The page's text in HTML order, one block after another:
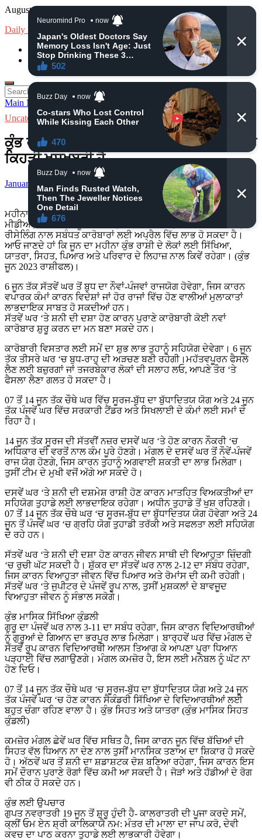
Skip
content
August 9, 2026
Daily News
loan
Insurance
Search
for:
Main Menu
Uncategorized
ਕੁੰਭ ਰਾਸ਼ੀ , ਪੂਰਾ ਘਰ ਖ਼ਾਲੀ ਹੋਵੇ ਓਦੋ ਵੇਖਣਾ ਆਖ਼ਿਰ
ਕਿਹੜੀ ਖੁਸ਼ਖਬਰੀ ਹੈ
January 5, 2025 byadmin -Leave a Comment
ਮਹੀਨਾ ਕੁੰਭ ਰਾਸ਼ੀ ਦੇ ਲੋਕਾਂ ਲਈ ਚੰਗਾ ਰਹੇਗਾ। ਡਿਜੀਟਲ ਮਾਰਕੀਟਿੰਗ,
ਮੀਡੀਆ, ਮੈਡੀਕਲ, ਮੈਨੂਫੈਕਚਰਿੰਗ, ਰੀਅਲ ਅਸਟੇਟ, ਔਨਲਾਈਨ ਕੋਚਿੰਗ,
ਰੀਸੇਲਿੰਗ ਨਾਲ ਸਬੰਧਤ ਕਾਰੋਬਾਰਾਂ ਲਈ ਅਪ੍ਰੈਲ ਵਿੱਚ ਲਾਭ ਹੋ ਸਕਦਾ ਹੈ।
ਆਓ ਜਾਣਦੇ ਹਾਂ ਕਿ ਜੂਨ ਦਾ ਮਹੀਨਾ ਕੁੰਭ ਰਾਸ਼ੀ ਦੇ ਲੋਕਾਂ ਲਈ ਸਿੱਖਿਆ,
ਯਾਤਰਾ, ਸਿਹਤ, ਪਿਆਰ ਅਤੇ ਪਰਿਵਾਰ ਦੇ ਲਿਹਾਜ਼ ਨਾਲ ਕਿਵੇਂ ਰਹੇਗਾ। (ਕੁੰਭ
ਜੂਨ 2023 ਰਾਸ਼ੀਫਲ)।
6 ਜੂਨ ਤੱਕ ਸੱਤਵੇਂ ਘਰ ਤੋਂ ਬੁਧ ਦਾ ਨੌਵਾਂ-ਪੰਜਵਾਂ ਰਾਜਯੋਗ ਹੋਵੇਗਾ, ਜਿਸ ਕਾਰਨ
ਵਪਾਰਕ ਕੰਮਾਂ ਕਾਰਨ ਵਿਦੇਸ਼ਾਂ ਜਾਂ ਹੋਰ ਰਾਜਾਂ ਵਿੱਚ ਹੋਣ ਵਾਲੀਆਂ ਮੁਲਾਕਾਤਾਂ
ਲਾਭਦਾਇਕ ਸਾਬਤ ਹੋ ਸਕਦੀਆਂ ਹਨ।
ਸੱਤਵੇਂ ਘਰ ‘ਤੇ ਸ਼ਨੀ ਦੀ ਦਸ਼ਾ ਹੋਣ ਕਾਰਨ ਪੁਰਾਣੇ ਕਾਰੋਬਾਰੀ ਕੋਈ ਨਵਾਂ
ਕਾਰੋਬਾਰ ਸ਼ੁਰੂ ਕਰਨ ਦਾ ਮਨ ਬਣਾ ਸਕਦੇ ਹਨ।
ਕਾਰੋਬਾਰੀ ਵਿਸਤਾਰ ਲਈ ਸਮੇਂ ਦਾ ਸ਼ੁਭ ਲਾਭ ਤੁਹਾਨੂੰ ਸਹਿਯੋਗ ਦੇਵੇਗਾ। 6 ਜੂਨ
ਤੱਕ ਤੀਸਰੇ ਘਰ ‘ਚ ਬੁਧ-ਰਾਹੁ ਦੀ ਅੜਚਣ ਬਣੀ ਰਹੇਗੀ।ਮਹੱਤਵਪੂਰਨ ਫੈਸਲੇ
ਲੈਣ ਲਈ ਬਜ਼ੁਰਗਾਂ ਜਾਂ ਤਜਰਬੇਕਾਰ ਲੋਕਾਂ ਦੀ ਸਲਾਹ ਲਓ, ਆਪਣੇ ਤੌਰ ‘ਤੇ
ਫੈਸਲਾ ਲੈਣਾ ਗਲਤ ਹੋ ਸਕਦਾ ਹੈ।
07 ਤੋਂ 14 ਜੂਨ ਤੱਕ ਚੌਥੇ ਘਰ ਵਿੱਚ ਸੂਰਜ-ਬੁੱਧ ਦਾ ਬੁੱਧਾਦਿਤਯ ਯੋਗ ਅਤੇ 24 ਜੂਨ
ਤੱਕ ਪੰਜਵੇਂ ਘਰ ਵਿੱਚ ਸਰਕਾਰੀ ਟੈਂਡਰ ਅਤੇ ਸਿਖਲਾਈ ਦੇ ਕੰਮਾਂ ਲਈ ਸਮਾਂ ਦੇ
ਰਿਹਾ ਹੈ।
14 ਜੂਨ ਤੱਕ ਸੂਰਜ ਦੀ ਸੱਤਵੀਂ ਨਜ਼ਰ ਦਸਵੇਂ ਘਰ ‘ਤੇ ਹੋਣ ਕਾਰਨ ਨੌਕਰੀ ‘ਚ
ਅਧਿਕਾਰ ਦੀ ਵਰਤੋਂ ਨਾਲ ਕੰਮ ਪੂਰੇ ਹੋਣਗੇ। ਮੰਗਲ ਦੇ ਦਸਵੇਂ ਘਰ ਤੋਂ ਨੌਵੇਂ-ਪੰਜਵੇਂ
ਰਾਜ ਯੋਗ ਹੋਣਗੇ, ਜਿਸ ਕਾਰਨ ਤੁਹਾਨੂੰ ਅਗਵਾਈ ਸ਼ਕਤੀ ਦਾ ਲਾਭ ਮਿਲੇਗਾ।
ਤੁਸੀਂ ਟੀਮ ਦੇ ਮੁਖੀ ਵਜੋਂ ਅੱਗੇ ਆ ਸਕਦੇ ਹੋ।
ਦਸਵੇਂ ਘਰ ‘ਤੇ ਸ਼ਨੀ ਦੀ ਦਸ਼ਮੇਸ਼ ਰਾਸ਼ੀ ਹੋਣ ਕਾਰਨ ਮਾਤਹਿਤ ਵਿਅਕਤੀਆਂ ਦਾ
ਸਹਿਯੋਗ ਤੁਹਾਡੇ ਲਈ ਲਾਭਦਾਇਕ ਰਹੇਗਾ। ਅਧੀਨ ਤੁਹਾਡੇ ਤੋਂ ਖੁਸ਼ ਰਹਿਣਗੇ।
07 ਤੋਂ 14 ਜੂਨ ਤੱਕ ਚੌਥੇ ਘਰ ‘ਚ ਸੂਰਜ-ਬੁੱਧ ਦਾ ਬੁੱਧਾਦਿਤਯ ਯੋਗ ਹੋਵੇਗਾ ਅਤੇ 24
ਜੂਨ ਤੋਂ ਪੰਜਵੇਂ ਘਰ ‘ਚ ਗ੍ਰਹਿ ਯੋਗ ਤੁਹਾਡੀ ਤਰੱਕੀ ਅਤੇ ਸਫਲਤਾ ਲਈ ਸਹਿਯੋਗ
ਦੇ ਰਹੇ ਹਨ।
ਸੱਤਵੇਂ ਘਰ ‘ਤੇ ਸ਼ਨੀ ਦੀ ਦਸ਼ਾ ਹੋਣ ਕਾਰਨ ਜੀਵਨ ਸਾਥੀ ਦੀ ਵਿਆਹੁਤਾ ਜ਼ਿੰਦਗੀ
‘ਚ ਰੁਚੀ ਘੱਟ ਸਕਦੀ ਹੈ। ਸ਼ੁੱਕਰ ਦਾ ਸੱਤਵੇਂ ਘਰ ਨਾਲ 2-12 ਦਾ ਸੰਬੰਧ ਰਹੇਗਾ,
ਜਿਸ ਕਾਰਨ ਵਿਆਹੁਤਾ ਜੀਵਨ ਵਿੱਚ ਪਿਆਰ ਅਤੇ ਰੋਮਾਂਸ ਦੀ ਕਮੀ ਰਹੇਗੀ।
ਸੱਤਵੇਂ ਘਰ ‘ਤੇ ਜੁਪੀਟਰ ਦੇ ਪੰਜਵੇਂ ਰੂਪ ਨਾਲ, ਤੁਸੀਂ ਮੁਸ਼ਕਲਾਂ ਦੇ ਬਾਵਜੂਦ
ਵਿਆਹੁਤਾ ਜੀਵਨ ਨੂੰ ਸੰਭਾਲ ਸਕੋਗੇ।
ਕੁੰਭ ਮਾਸਿਕ ਸਿੱਖਿਆ ਕੁੰਡਲੀ
ਗੁਰੂ ਦਾ ਪੰਜਵੇਂ ਘਰ ਨਾਲ 3-11 ਦਾ ਸਬੰਧ ਰਹੇਗਾ, ਜਿਸ ਕਾਰਨ ਵਿਦਿਆਰਥੀਆਂ
ਨੂੰ ਗੁਰੂਆਂ ਦੇ ਗਿਆਨ ਦਾ ਭਰਪੂਰ ਲਾਭ ਮਿਲੇਗਾ। ਬਾਰ੍ਹਵੇਂ ਘਰ ਵਿੱਚ ਮੰਗਲ ਦੇ
ਸੱਤਵੇਂ ਰੂਪ ਕਾਰਨ ਵਿਦਿਆਰਥੀ ਆਲਸ ਤਿਆਗ ਕੇ ਆਪਣਾ ਪੂਰਾ ਧਿਆਨ
ਪੜ੍ਹਾਈ ਵਿੱਚ ਲਗਾਉਣਗੇ। ਮੰਗਲ ਕਮਜ਼ੋਰ ਹੈ, ਇਸ ਲਈ ਮਨੋਬਲ ਨੂੰ ਘੱਟ ਨਾ
ਹੋਣ ਦਿਓ।
07 ਤੋਂ 14 ਜੂਨ ਤੱਕ ਚੌਥੇ ਘਰ ‘ਚ ਸੂਰਜ-ਬੁੱਧ ਦਾ ਬੁੱਧਾਦਿਤਯ ਯੋਗ ਅਤੇ 24 ਜੂਨ
ਤੱਕ ਪੰਜਵੇਂ ਘਰ ‘ਚ ਹੋਣ ਕਾਰਨ ਸੈਕੰਡਰੀ ਸਿੱਖਿਆ ਦੇ ਵਿਦਿਆਰਥੀਆਂ ਲਈ
ਬਹੁਤ ਚੰਗਾ ਰਹਿਣ ਵਾਲਾ ਹੈ। ਕੁੰਭ ਸਿਹਤ ਅਤੇ ਯਾਤਰਾ (ਕੁੰਭ ਮਾਸਿਕ ਸਿਹਤ
ਕੁੰਡਲੀ)
ਕਮਜ਼ੋਰ ਮੰਗਲ ਛੇਵੇਂ ਘਰ ਵਿੱਚ ਸਥਿਤ ਹੈ, ਜਿਸ ਕਾਰਨ ਜੂਨ ਵਿੱਚ ਬੱਚਿਆਂ ਦੀ
ਸਿਹਤ ਵੱਲ ਧਿਆਨ ਨਾ ਦੇਣ ਨਾਲ ਤੁਸੀਂ ਮਾਨਸਿਕ ਤਣਾਅ ਦਾ ਸ਼ਿਕਾਰ ਹੋ ਸਕਦੇ
ਹੋ। ਅੱਠਵੇਂ ਘਰ ਤੋਂ ਸ਼ਨੀ ਦਾ ਸ਼ਡਾਸ਼ਟਕ ਦੋਸ਼ ਬਣਿਆ ਰਹੇਗਾ, ਜਿਸ ਕਾਰਨ ਇਸ
ਸਮੇਂ ਦੌਰਾਨ ਪੁਰਾਣੇ ਰੋਗਾਂ ਵਿੱਚ ਕਮੀ ਆ ਸਕਦੀ ਹੈ। ਜੋੜਾਂ ਅਤੇ ਹੱਡੀਆਂ ਦੇ ਰੋਗ
ਵੀ ਠੀਕ ਹੋ ਸਕਦੇ ਹਨ।
ਕੁੰਭ ਲਈ ਉਪਚਾਰ
ਗੁਪਤ ਨਵਰਾਤਰੀ 19 ਜੂਨ ਤੋਂ ਸ਼ੁਰੂ ਹੁੰਦੀ ਹੈ- ਕਾਲਰਾਤਰੀ ਦੀ ਪੂਜਾ ਕਰਦੇ ਸਮੇਂ,
ਕ੍ਲੀਂ ਓਮ ਏਨ ਸ਼੍ਰੀ ਕਾਲਿਕਾਯੈ ਨਮ: ਮੰਤਰ ਦੀ ਮਾਲਾ ਦਾ ਜਾਪ ਕਰੋ, ਦੇਵੀ
ਕਵਚ ਦਾ ਪਾਠ ਕਰਨਾ ਤੁਹਾਡੇ ਲਈ ਲਾਭਕਾਰੀ ਹੋਵੇਗਾ।